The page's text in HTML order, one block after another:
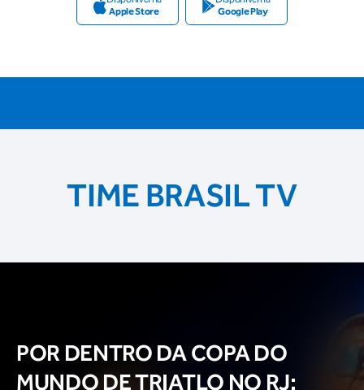
Apple Store
Google Play
TIME BRASIL TV
POR DENTRO DA COPA DO
MUNDO DE TRIATLO NO RJ: